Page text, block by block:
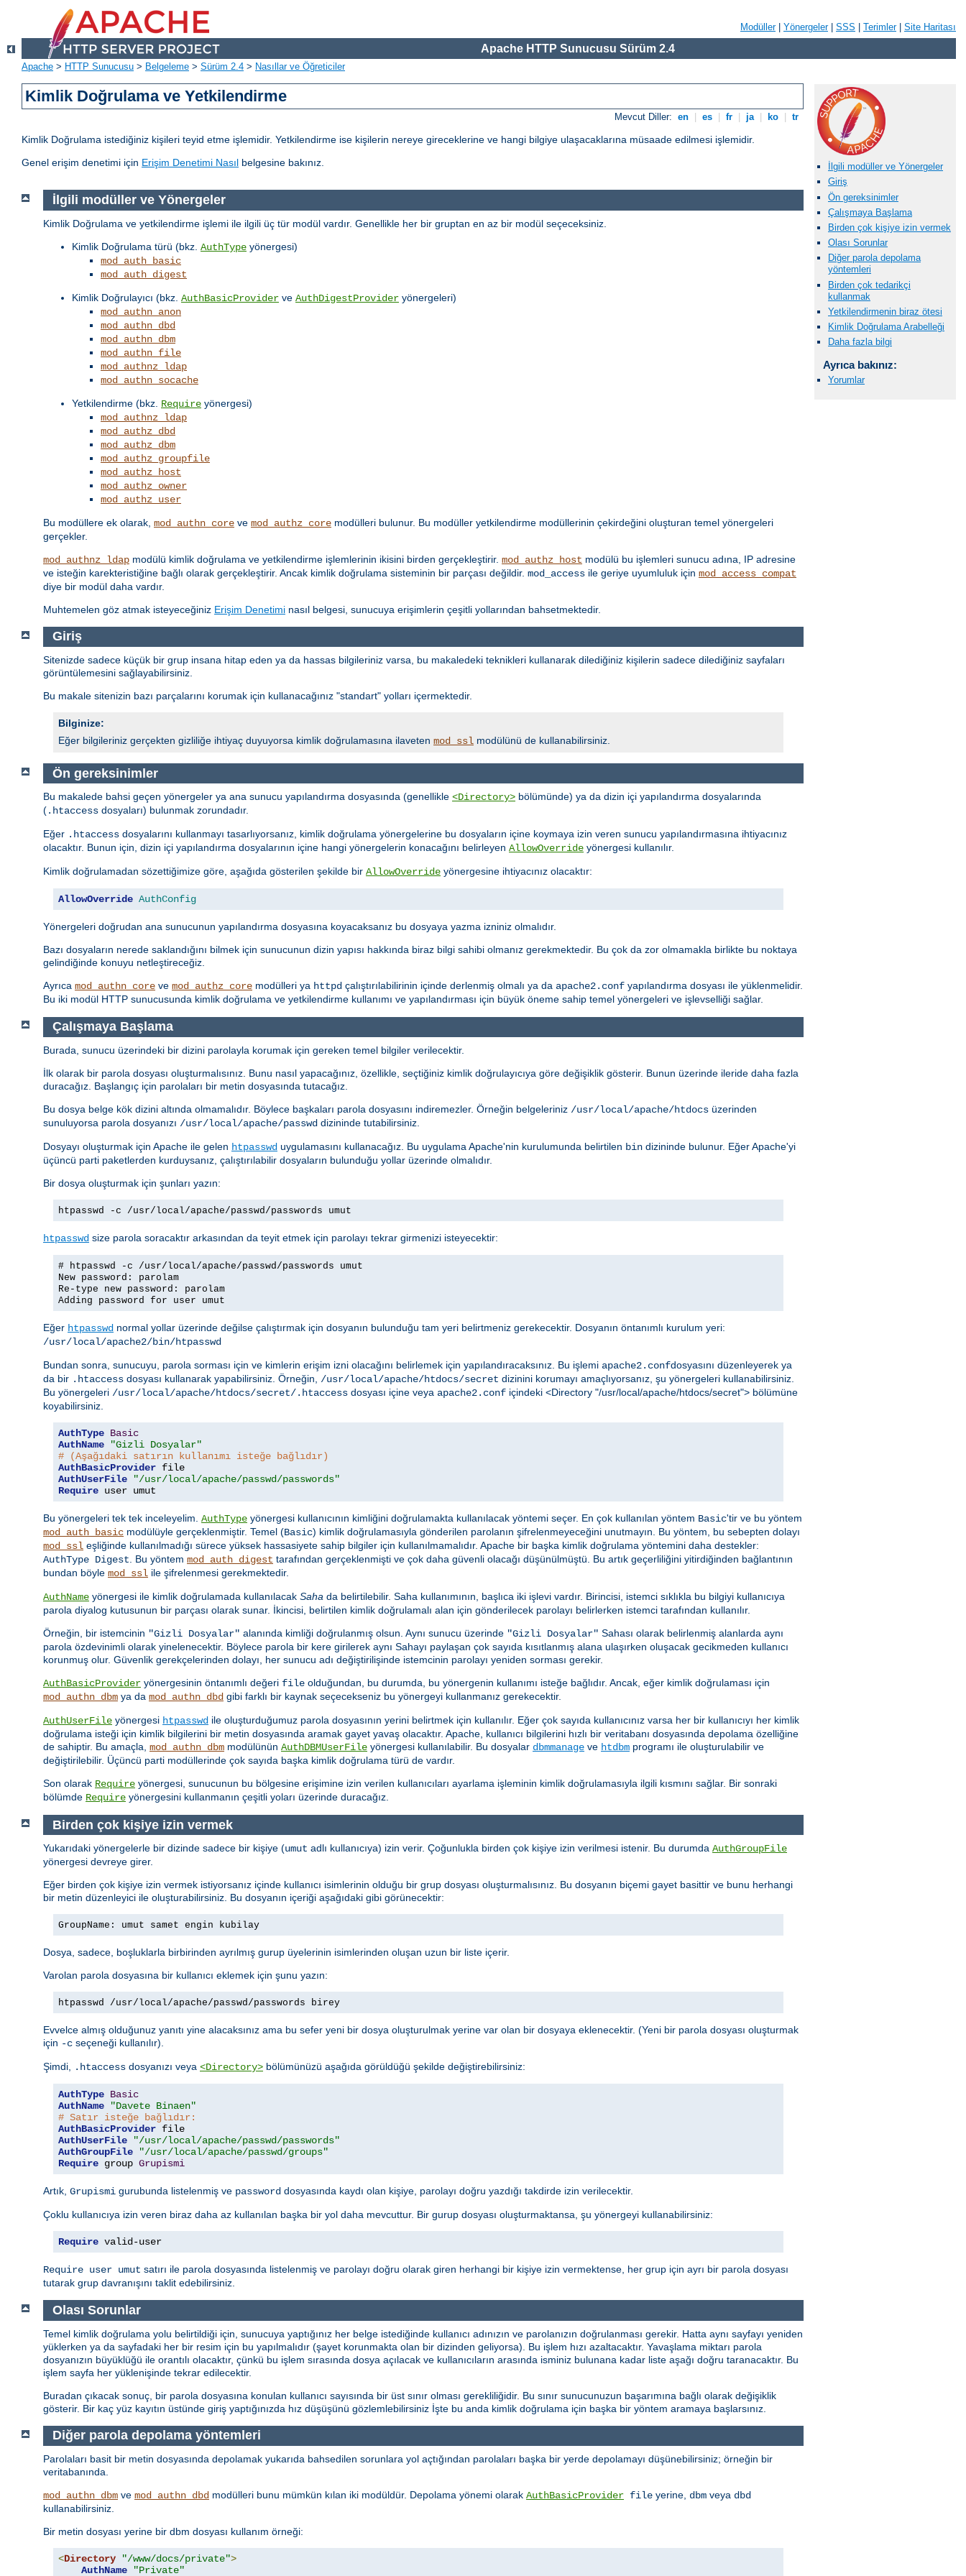
Modüller| Yönergeler| SSS Terimler| Site Haritası
Apache HTTP Sunucusu Sürüm 2.4
Apache > HTTP Sunucusu > Belgeleme > Sürüm 2.4 > Nasıllar ve Öğreticiler
Kimlik Doğrulama ve Yetkilendirme
Mevcut Diller: en es fr ja ko tr
Kimlik Doğrulama istediğiniz kişileri teyid etme işlemidir. Yetkilendirme ise kişilerin nereye gireceklerine ve hangi bilgiye ulaşacaklarına müsaade edilmesi işlemidir.
Genel erişim denetimi için Erişim Denetimi Nasıl belgesine bakınız.
İlgili modüller ve Yönergeler
Giriş
Ön gereksinimler
Çalışmaya Başlama
Birden çok kişiye izin vermek
Olası Sorunlar
Diğer parola depolama
yöntemleri
Birden çok tedarikçi
kullanmak
Yetkilendirmenin biraz ötesi
Kimlik Doğrulama Arabelleği
Daha fazla bilgi
Ayrıca bakınız:
Yorumlar
İlgili modüller ve Yönergeler
Kimlik Doğrulama ve yetkilendirme işlemi ile ilgili üç tür modül vardır. Genellikle her bir gruptan en az bir modül seçeceksiniz.
Kimlik Doğrulama türü (bkz. AuthType yönergesi)
mod_auth_basic
mod_auth_digest
Kimlik Doğrulayıcı (bkz. AuthBasicProvider ve AuthDigestProvider yönergeleri)
mod_authn_anon
mod_authn_dbd
mod_authn_dbm
mod_authn_file
mod_authnz_ldap
mod_authn_socache
Yetkilendirme (bkz. Require yönergesi)
mod_authnz_ldap
mod_authz_dbd
mod_authz_dbm
mod_authz_groupfile
mod_authz_host
mod_authz_owner
mod_authz_user
Bu modüllere ek olarak, mod_authn_core ve mod_authz_core modülleri bulunur. Bu modüller yetkilendirme modüllerinin çekirdeğini oluşturan temel yönergeleri
gerçekler.
mod_authnz_ldap modülü kimlik doğrulama ve yetkilendirme işlemlerinin ikisini birden gerçekleştirir. mod_authz_host modülü bu işlemleri sunucu adına, IP adresine
ve isteğin karekteristiğine bağlı olarak gerçekleştirir. Ancak kimlik doğrulama sisteminin bir parçası değildir. mod_access ile geriye uyumluluk için mod_access_compat
diye bir modül daha vardır.
Muhtemelen göz atmak isteyeceğiniz Erişim Denetimi nasıl belgesi, sunucuya erişimlerin çeşitli yollarından bahsetmektedir.
Giriş
Sitenizde sadece küçük bir grup insana hitap eden ya da hassas bilgileriniz varsa, bu makaledeki teknikleri kullanarak dilediğiniz kişilerin sadece dilediğiniz sayfaları
görüntülemesini sağlayabilirsiniz.
Bu makale sitenizin bazı parçalarını korumak için kullanacağınız "standart" yolları içermektedir.
Bilginize:
Eğer bilgileriniz gerçekten gizliliğe ihtiyaç duyuyorsa kimlik doğrulamasına ilaveten mod_ssl modülünü de kullanabilirsiniz.
Ön gereksinimler
Bu makalede bahsi geçen yönergeler ya ana sunucu yapılandırma dosyasında (genellikle <Directory> bölümünde) ya da dizin içi yapılandırma dosyalarında
(.htaccess dosyaları) bulunmak zorundadır.
Eğer .htaccess dosyalarını kullanmayı tasarlıyorsanız, kimlik doğrulama yönergelerine bu dosyaların içine koymaya izin veren sunucu yapılandırmasına ihtiyacınız
olacaktır. Bunun için, dizin içi yapılandırma dosyalarının içine hangi yönergelerin konacağını belirleyen AllowOverride yönergesi kullanılır.
Kimlik doğrulamadan sözettiğimize göre, aşağıda gösterilen şekilde bir AllowOverride yönergesine ihtiyacınız olacaktır:
AllowOverride AuthConfig
Yönergeleri doğrudan ana sunucunun yapılandırma dosyasına koyacaksanız bu dosyaya yazma izniniz olmalıdır.
Bazı dosyaların nerede saklandığını bilmek için sunucunun dizin yapısı hakkında biraz bilgi sahibi olmanız gerekmektedir. Bu çok da zor olmamakla birlikte bu noktaya
gelindiğinde konuyu netleştireceğiz.
Ayrıca mod_authn_core ve mod_authz_core modülleri ya httpd çalıştırılabilirinin içinde derlenmiş olmalı ya da apache2.conf yapılandırma dosyası ile yüklenmelidir.
Bu iki modül HTTP sunucusunda kimlik doğrulama ve yetkilendirme kullanımı ve yapılandırması için büyük öneme sahip temel yönergeleri ve işlevselliği sağlar.
Çalışmaya Başlama
Burada, sunucu üzerindeki bir dizini parolayla korumak için gereken temel bilgiler verilecektir.
İlk olarak bir parola dosyası oluşturmalısınız. Bunu nasıl yapacağınız, özellikle, seçtiğiniz kimlik doğrulayıcıya göre değişiklik gösterir. Bunun üzerinde ileride daha fazla
duracağız. Başlangıç için parolaları bir metin dosyasında tutacağız.
Bu dosya belge kök dizini altında olmamalıdır. Böylece başkaları parola dosyasını indiremezler. Örneğin belgeleriniz /usr/local/apache/htdocs üzerinden
sunuluyorsa parola dosyanızı /usr/local/apache/passwd dizininde tutabilirsiniz.
Dosyayı oluşturmak için Apache ile gelen htpasswd uygulamasını kullanacağız. Bu uygulama Apache'nin kurulumunda belirtilen bin dizininde bulunur. Eğer Apache'yi
üçüncü parti paketlerden kurduysanız, çalıştırılabilir dosyaların bulunduğu yollar üzerinde olmalıdır.
Bir dosya oluşturmak için şunları yazın:
htpasswd -c /usr/local/apache/passwd/passwords umut
htpasswd size parola soracaktır arkasından da teyit etmek için parolayı tekrar girmenizi isteyecektir:
# htpasswd -c /usr/local/apache/passwd/passwords umut
New password: parolam
Re-type new password: parolam
Adding password for user umut
Eğer htpasswd normal yollar üzerinde değilse çalıştırmak için dosyanın bulunduğu tam yeri belirtmeniz gerekecektir. Dosyanın öntanımlı kurulum yeri:
/usr/local/apache2/bin/htpasswd
Bundan sonra, sunucuyu, parola sorması için ve kimlerin erişim izni olacağını belirlemek için yapılandıracaksınız. Bu işlemi apache2.confdosyasını düzenleyerek ya
da bir .htaccess dosyası kullanarak yapabilirsiniz. Örneğin, /usr/local/apache/htdocs/secret dizinini korumayı amaçlıyorsanız, şu yönergeleri kullanabilirsiniz.
Bu yönergeleri /usr/local/apache/htdocs/secret/.htaccess dosyası içine veya apache2.conf içindeki <Directory "/usr/local/apache/htdocs/secret"> bölümüne
koyabilirsiniz.
AuthType Basic
AuthName
"Gizli Dosyalar"
# (Aşağıdaki satırın kullanımı isteğe bağlıdır)
AuthBasicProvider
AuthUserFile
"/usr/local/apache/passwd/passwords"
Require user umut
Bu yönergeleri tek tek inceleyelim. AuthType yönergesi kullanıcının kimliğini doğrulamakta kullanılacak yöntemi seçer. En çok kullanılan yöntem Basic'tir ve bu yöntem
mod_auth_basic modülüyle gerçeklenmiştir. Temel (Basic) kimlik doğrulamasıyla gönderilen parolanın şifrelenmeyeceğini unutmayın. Bu yöntem, bu sebepten dolayı
mod_ssl eşliğinde kullanılmadığı sürece yüksek hassasiyete sahip bilgiler için kullanılmamalıdır. Apache bir başka kimlik doğrulama yöntemini daha destekler:
AuthType Digest . Bu yöntem mod_auth_digest tarafından gerçeklenmişti ve çok daha güvenli olacağı düşünülmüştü. Bu artık geçerliliğini yitirdiğinden bağlantının
bundan böyle mod_ssl ile şifrelenmesi gerekmektedir.
AuthName yönergesi ile kimlik doğrulamada kullanılacak Saha da belirtilebilir. Saha kullanımının, başlıca iki işlevi vardır. Birincisi, istemci sıklıkla bu bilgiyi kullanıcıya
parola diyalog kutusunun bir parçası olarak sunar. İkincisi, belirtilen kimlik doğrulamalı alan için gönderilecek parolayı belirlerken istemci tarafından kullanılır.
Örneğin, bir istemcinin "Gizli Dosyalar" alanında kimliği doğrulanmış olsun. Aynı sunucu üzerinde "Gizli Dosyalar" Sahası olarak belirlenmiş alanlarda aynı
parola özdevinimli olarak yinelenecektir. Böylece parola bir kere girilerek aynı Sahayı paylaşan çok sayıda kısıtlanmış alana ulaşırken oluşacak gecikmeden kullanıcı
korunmuş olur. Güvenlik gerekçelerinden dolayı, her sunucu adı değiştirilişinde istemcinin parolayı yeniden sorması gerekir.
AuthBasicProvider yönergesinin öntanımlı değeri file olduğundan, bu durumda, bu yönergenin kullanımı isteğe bağlıdır. Ancak, eğer kimlik doğrulaması için
mod_authn_dbm ya da mod_authn_dbd gibi farklı bir kaynak seçecekseniz bu yönergeyi kullanmanız gerekecektir.
AuthUserFile yönergesi htpasswd ile oluşturduğumuz parola dosyasının yerini belirtmek için kullanılır. Eğer çok sayıda kullanıcınız varsa her bir kullanıcıyı her kimlik
doğrulama isteği için kimlik bilgilerini bir metin dosyasında aramak gayet yavaş olacaktır. Apache, kullanıcı bilgilerini hızlı bir veritabanı dosyasında depolama özelliğine
de sahiptir. Bu amaçla, mod_authn_dbm modülünün AuthDBMUserFile yönergesi kullanılabilir. Bu dosyalar dbmmanage ve htdbm programı ile oluşturulabilir ve
değiştirilebilir. Üçüncü parti modüllerinde çok sayıda başka kimlik doğrulama türü de vardır.
Son olarak Require yönergesi, sunucunun bu bölgesine erişimine izin verilen kullanıcıları ayarlama işleminin kimlik doğrulamasıyla ilgili kısmını sağlar. Bir sonraki
bölümde Require yönergesini kullanmanın çeşitli yoları üzerinde duracağız.
Birden çok kişiye izin vermek
Yukarıdaki yönergelerle bir dizinde sadece bir kişiye (umut adlı kullanıcıya) izin verir. Çoğunlukla birden çok kişiye izin verilmesi istenir. Bu durumda AuthGroupFile
yönergesi devreye girer.
Eğer birden çok kişiye izin vermek istiyorsanız içinde kullanıcı isimlerinin olduğu bir grup dosyası oluşturmalısınız. Bu dosyanın biçemi gayet basittir ve bunu herhangi
bir metin düzenleyici ile oluşturabilirsiniz. Bu dosyanın içeriği aşağıdaki gibi görünecektir:
GroupName: umut samet engin kubilay
Dosya, sadece, boşluklarla birbirinden ayrılmış gurup üyelerinin isimlerinden oluşan uzun bir liste içerir.
Varolan parola dosyasına bir kullanıcı eklemek için şunu yazın:
htpasswd /usr/local/apache/passwd/passwords birey
Evvelce almış olduğunuz yanıtı yine alacaksınız ama bu sefer yeni bir dosya oluşturulmak yerine var olan bir dosyaya eklenecektir. (Yeni bir parola dosyası oluşturmak
için -c seçeneği kullanılır).
Şimdi, .htaccess dosyanızı veya <Directory> bölümünüzü aşağıda görüldüğü şekilde değiştirebilirsiniz:
AuthType Basic
AuthName
"Davete Binaen"
# Satır isteğe bağlıdır:
AuthBasicProvider
AuthUserFile
"/usr/local/apache/passwd/passwords"
AuthGroupFile
"/usr/local/apache/passwd/groups"
Require group Grupismi
Artık, Grupismi gurubunda listelenmiş ve password dosyasında kaydı olan kişiye, parolayı doğru yazdığı takdirde izin verilecektir.
Çoklu kullanıcıya izin veren biraz daha az kullanılan başka bir yol daha mevcuttur. Bir gurup dosyası oluşturmaktansa, şu yönergeyi kullanabilirsiniz:
Require valid-user
Require user umut satırı ile parola dosyasında listelenmiş ve parolayı doğru olarak giren herhangi bir kişiye izin vermektense, her grup için ayrı bir parola dosyası
tutarak grup davranışını taklit edebilirsiniz.
Olası Sorunlar
Temel kimlik doğrulama yolu belirtildiği için, sunucuya yaptığınız her belge istediğinde kullanıcı adınızın ve parolanızın doğrulanması gerekir. Hatta aynı sayfayı yeniden
yüklerken ya da sayfadaki her bir resim için bu yapılmalıdır (şayet korunmakta olan bir dizinden geliyorsa). Bu işlem hızı azaltacaktır. Yavaşlama miktarı parola
dosyanızın büyüklüğü ile orantılı olacaktır, çünkü bu işlem sırasında dosya açılacak ve kullanıcıların arasında isminiz bulunana kadar liste aşağı doğru taranacaktır. Bu
işlem sayfa her yüklenişinde tekrar edilecektir.
Buradan çıkacak sonuç, bir parola dosyasına konulan kullanıcı sayısında bir üst sınır olması gerekliliğidir. Bu sınır sunucunuzun başarımına bağlı olarak değişiklik
gösterir. Bir kaç yüz kayıtın üstünde giriş yaptığınızda hız düşüşünü gözlemlebilirsiniz İşte bu anda kimlik doğrulama için başka bir yöntem aramaya başlarsınız.
Diğer parola depolama yöntemleri
Parolaları basit bir metin dosyasında depolamak yukarıda bahsedilen sorunlara yol açtığından parolaları başka bir yerde depolamayı düşünebilirsiniz; örneğin bir
veritabanında.
mod_authn_dbm ve mod_authn_dbd modülleri bunu mümkün kılan iki modüldür. Depolama yönemi olarak AuthBasicProvider file yerine, dbm veya dbd
kullanabilirsiniz.
Bir metin dosyası yerine bir dbm dosyası kullanım örneği:
<Directory "/www/docs/private">
AuthName
"Private"